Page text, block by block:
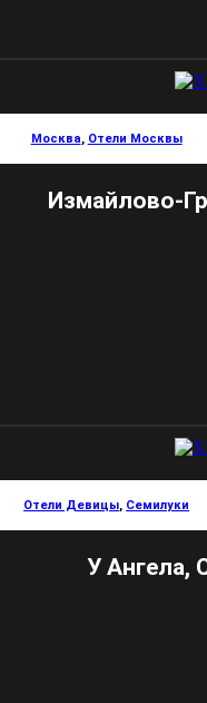
Москва, Отели Москвы
Измайлово-
Отели Девицы, Семилуки
У Ангела,